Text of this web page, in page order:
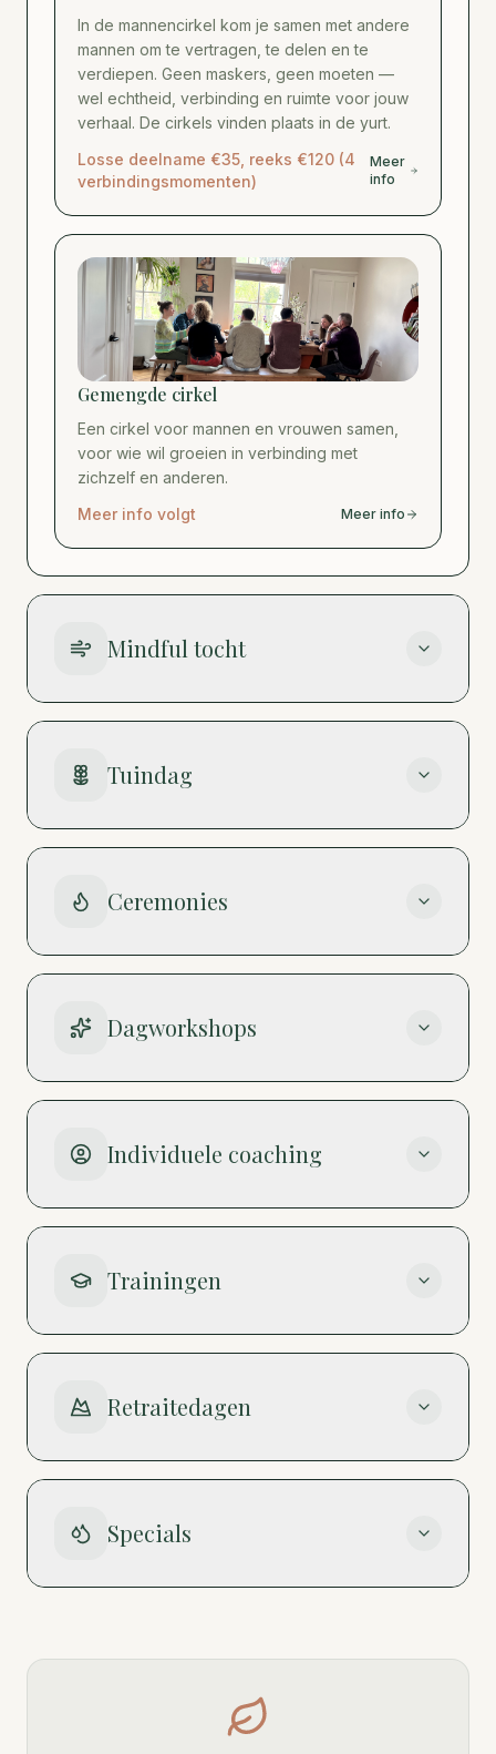
In de mannencirkel kom je samen met andere
mannen om te vertragen, te delen en te
verdiepen. Geen maskers, geen moeten —
wel echtheid, verbinding en ruimte voor jouw
verhaal. De cirkels vinden plaats in de yurt.
Losse deelname €35, reeks €120 (4
verbindingsmomenten)
Meer
info
Gemengde cirkel
Een cirkel voor mannen en vrouwen samen,
voor wie wil groeien in verbinding met
zichzelf en anderen.
Meer info volgt
Meer info
Mindful tocht
Tuindag
Ceremonies
Dagworkshops
Individuele coaching
Trainingen
Retraitedagen
Specials